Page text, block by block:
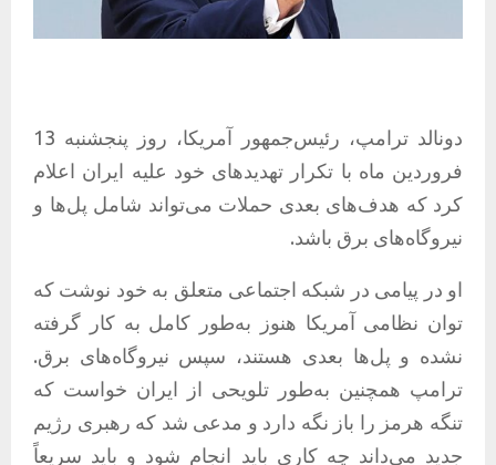
دونالد ترامپ، رئیس‌جمهور آمریکا، روز پنجشنبه 13
فروردین ماه با تکرار تهدیدهای خود علیه ایران اعلام
کرد که هدف‌های بعدی حملات می‌تواند شامل پل‌ها و
نیروگاه‌های برق باشد.
او در پیامی در شبکه اجتماعی متعلق به خود نوشت که
توان نظامی آمریکا هنوز به‌طور کامل به کار گرفته
نشده و پل‌ها بعدی هستند، سپس نیروگاه‌های برق.
ترامپ همچنین به‌طور تلویحی از ایران خواست که
تنگه هرمز را باز نگه دارد و مدعی شد که رهبری رژیم
جدید می‌داند چه کاری باید انجام شود و باید سریعاً